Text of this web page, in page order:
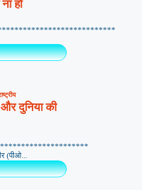
हो
दुनिया की
(पीओ...